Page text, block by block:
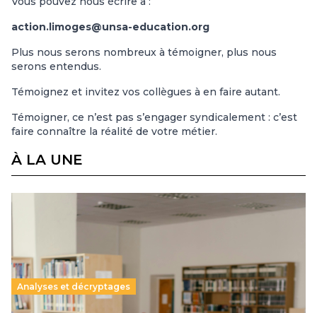
action.limoges@unsa-education.org
Plus nous serons nombreux à témoigner, plus nous
serons entendus.
Témoignez et invitez vos collègues à en faire autant.
Témoigner, ce n’est pas s’engager syndicalement : c’est
faire connaître la réalité de votre métier.
À LA UNE
Analyses et décryptages